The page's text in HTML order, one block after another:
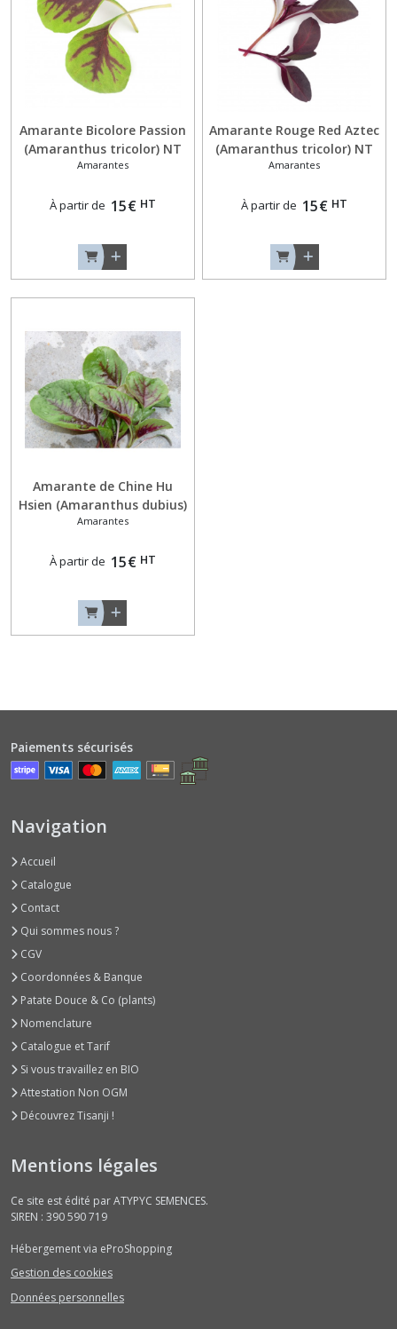
Amarante Bicolore Passion
(Amaranthus tricolor) NT
(code 223022)
Amarantes
À partir de 15€ HT
Amarante Rouge Red Aztec
(Amaranthus tricolor) NT
(code 223018)
Amarantes
À partir de 15€ HT
Amarante de Chine Hu
Hsien (Amaranthus dubius)
NT (code 221008)
Amarantes
À partir de 15€ HT
(3)
Aneths
Artichauts
(2)
Asperges
(1)
Bardane
Baselles
(1)
Basilics
Autres
Arômes
Basilics
Rouges
Classiques
Jeunes
(2)
Bourraches
(2)
Brèdes
Capucines
(2)
Cardons
(2)
(1)
Céleris
Cerfeuils
(4)
Paiements sécurisés
Navigation
Accueil
Catalogue
Contact
Qui sommes nous ?
CGV
Coordonnées & Banque
Patate Douce & Co (plants)
Nomenclature
Catalogue et Tarif
Si vous travaillez en BIO
Attestation Non OGM
Découvrez Tisanji !
Mentions légales
Ce site est édité par ATYPYC SEMENCES.
SIREN : 390 590 719
Hébergement via eProShopping
Gestion des cookies
Données personnelles